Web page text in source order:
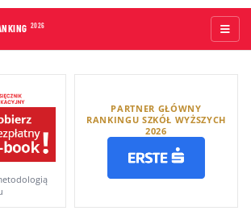
2026
STRONA GŁÓWNA
UCZELNIE AKADEMICKIE
UCZELNIE ZAWODOWE
RANKINGI WG TYPÓW UCZELNI
WG GRUP KRYTERIÓW
PARTNER GŁÓWNY
RANKINGU SZKÓŁ WYŻSZYCH
2026